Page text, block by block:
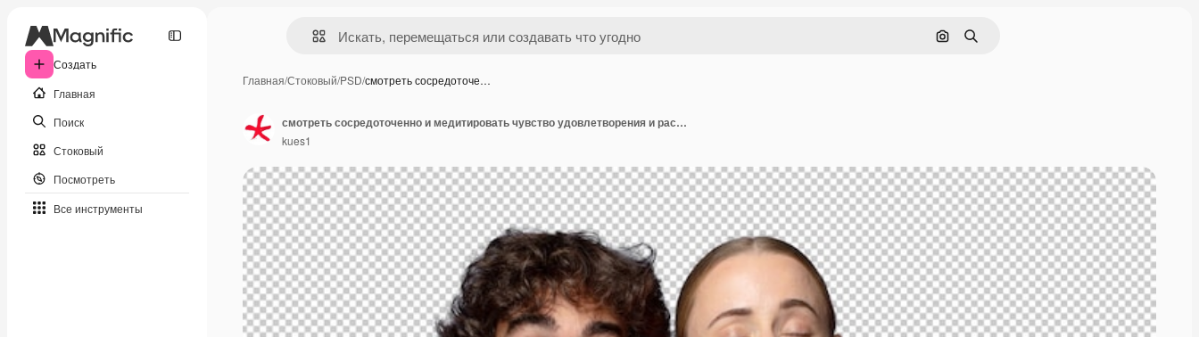
Создать
Главная
Поиск
Стоковый
Посмотреть
Все инструменты
Поиск по изображению
Поиск
Главная/Стоковый/PSD/смотреть сосредоточе…
смотреть сосредоточенно и медитировать чувство удовлетворения и расслабления думать или делать выбор
kues1